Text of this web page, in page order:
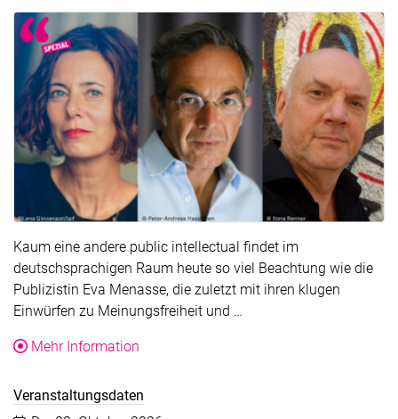
Kaum eine andere public intellectual findet im
deutschsprachigen Raum heute so viel Beachtung wie die
Publizistin Eva Menasse, die zuletzt mit ihren klugen
Einwürfen zu Meinungsfreiheit und …
Mehr Information
Veranstaltungsdaten